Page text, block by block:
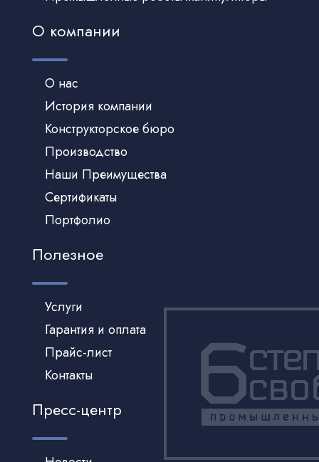
О компании
О нас
История компании
Конструкторское бюро
Производство
Наши Преимущества
Сертификаты
Портфолио
Полезное
Услуги
Гарантия и оплата
Прайс-лист
Контакты
Пресс-центр